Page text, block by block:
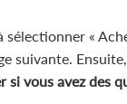
sélectionner «
suivante.
si vous avez des